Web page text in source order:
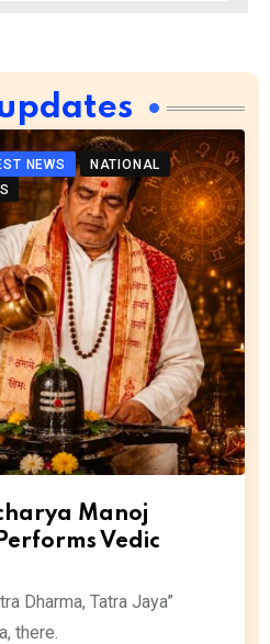
NEWS
NATIONAL
Manoj
Vedic
Dharma, Tatra Jaya”
there.